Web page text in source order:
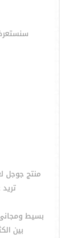
منتج جوجل
بسيط
بين